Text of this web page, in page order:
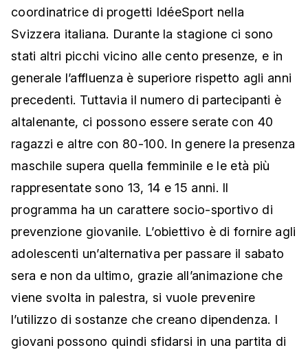
coordinatrice di progetti IdéeSport nella
Svizzera italiana. Durante la stagione ci sono
stati altri picchi vicino alle cento presenze, e in
generale l’affluenza è superiore rispetto agli anni
precedenti. Tuttavia il numero di partecipanti è
altalenante, ci possono essere serate con 40
ragazzi e altre con 80-100. In genere la presenza
maschile supera quella femminile e le età più
rappresentate sono 13, 14 e 15 anni. Il
programma ha un carattere socio-sportivo di
prevenzione giovanile. L’obiettivo è di fornire agli
adolescenti un’alternativa per passare il sabato
sera e non da ultimo, grazie all’animazione che
viene svolta in palestra, si vuole prevenire
l’utilizzo di sostanze che creano dipendenza. I
giovani possono quindi sfidarsi in una partita di